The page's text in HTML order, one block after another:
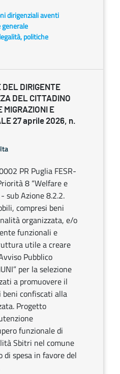
dirigenziali aventi
politiche
DEL DIRIGENTE
DEL CITTADINO
MIGRAZIONI E
27 aprile 2026, n.
PR Puglia FESR-
8 “Welfare e
sub Azione 8.2.2.
compresi beni
organizzata, e/o
funzionali e
utile a creare
Pubblico
per la selezione
a promuovere il
confiscati alla
Progetto
funzionale di
Sbitri nel comune
di spesa in favore del